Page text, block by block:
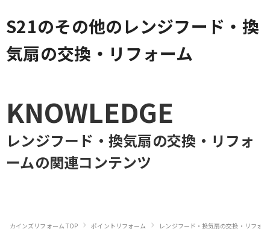
S21のその他のレンジフード・換
気扇の交換・リフォーム
KNOWLEDGE
レンジフード・換気扇の交換・リフォ
ームの関連コンテンツ
カインズリフォーム TOP › ポイントリフォーム › レンジフード・換気扇の交換・リフォ